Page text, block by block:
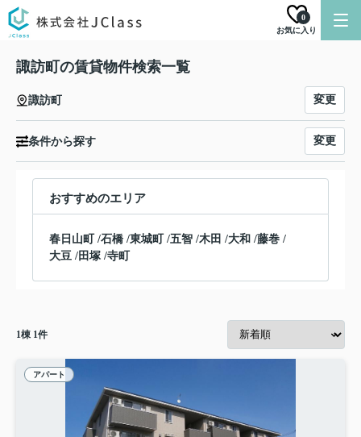
お気に入り
0
諏訪町の賃貸物件検索一覧
諏訪町 変更
条件から探す 変更
おすすめのエリア
春日山町 /石橋 /東城町 /五智 /木田 /大和 /藤巻 /
大豆 /田塚 /寺町
1棟 1件
アパート